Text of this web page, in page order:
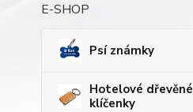
E-SHOP
Psí známky
Hotelové dřevěné
klíčenky